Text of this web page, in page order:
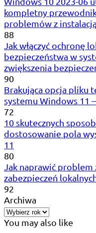
kompletny
problemów z instalacją
88
Jak włączyć ochronę
bezpieczeństwa w
zwiększenia
90
Brakująca opcja pliku
systemu Windows 11
72
10 skutecznych
dostosowanie pola
11
80
Jak naprawić problem
zabezpieczeń
92
Archiwa
You may also like